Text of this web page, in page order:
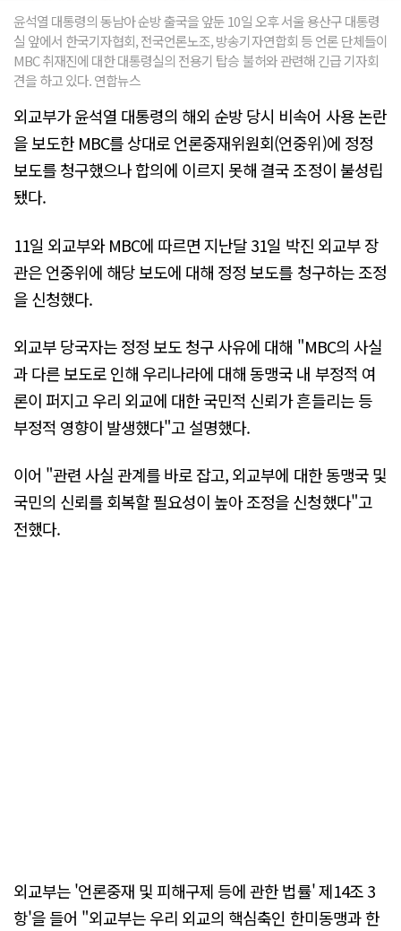
윤석열 대통령의 동남아 순방 출국을 앞둔 10일 오후 서울 용산구 대통령
실 앞에서 한국기자협회, 전국언론노조, 방송기자연합회 등 언론 단체들이
MBC 취재진에 대한 대통령실의 전용기 탑승 불허와 관련해 긴급 기자회
견을 하고 있다. 연합뉴스
외교부가 윤석열 대통령의 해외 순방 당시 비속어 사용 논란
을 보도한 MBC를 상대로 언론중재위원회(언중위)에 정정
보도를 청구했으나 합의에 이르지 못해 결국 조정이 불성립
됐다.
11일 외교부와 MBC에 따르면 지난달 31일 박진 외교부 장
관은 언중위에 해당 보도에 대해 정정 보도를 청구하는 조정
을 신청했다.
외교부 당국자는 정정 보도 청구 사유에 대해 "MBC의 사실
과 다른 보도로 인해 우리나라에 대해 동맹국 내 부정적 여
론이 퍼지고 우리 외교에 대한 국민적 신뢰가 흔들리는 등
부정적 영향이 발생했다"고 설명했다.
이어 "관련 사실 관계를 바로 잡고, 외교부에 대한 동맹국 및
국민의 신뢰를 회복할 필요성이 높아 조정을 신청했다"고
전했다.
외교부는 '언론중재 및 피해구제 등에 관한 법률' 제14조 3
항'을 들어 "외교부는 우리 외교의 핵심축인 한미동맹과 한